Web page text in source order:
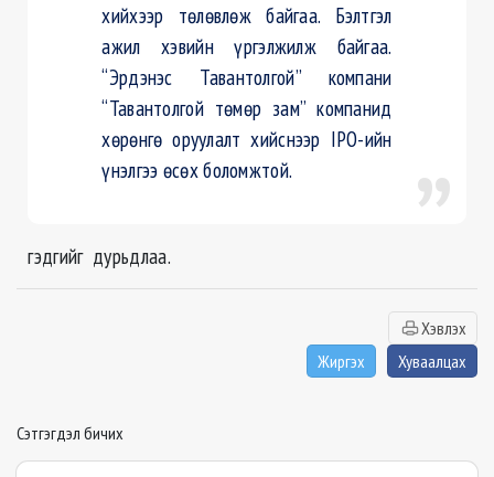
хийхээр төлөвлөж байгаа. Бэлтгэл
ажил хэвийн үргэлжилж байгаа.
“Эрдэнэс Тавантолгой” компани
“Тавантолгой төмөр зам” компанид
хөрөнгө оруулалт хийснээр IPO-ийн
үнэлгээ өсөх боломжтой.
гэдгийг дурьдлаа.
Хэвлэх
Жиргэх
Хуваалцах
Сэтгэгдэл бичих